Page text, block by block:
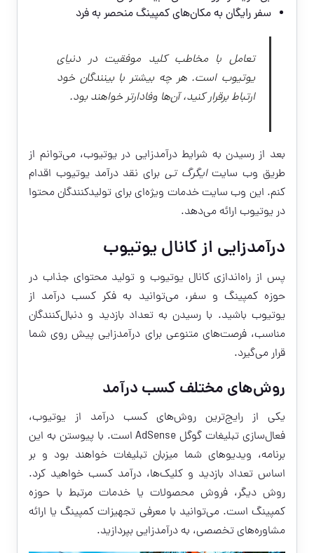
سفر رایگان به مکان‌های کمپینگ منحصر به فرد
تعامل با مخاطب کلید موفقیت در دنیای
یوتیوب است. هر چه بیشتر با بینندگان خود
ارتباط برقرار کنید، آن‌ها وفادارتر خواهند بود.
بعد از رسیدن به شرایط درآمدزایی در یوتیوب، می‌توانم از
طریق وب سایتایگرگ تی برای نقد درآمد یوتیوب اقدام
کنم. این وب سایت خدمات ویژه‌ای برای تولیدکنندگان محتوا
در یوتیوب ارائه می‌دهد.
درآمدزایی از کانال یوتیوب
پس از راه‌اندازی کانال یوتیوب و تولید محتوای جذاب در
حوزه کمپینگ و سفر، می‌توانید به فکر کسب درآمد از
یوتیوب باشید. با رسیدن به تعداد بازدید و دنبال‌کنندگان
مناسب، فرصت‌های متنوعی برای درآمدزایی پیش روی شما
قرار می‌گیرد.
روش‌های مختلف کسب درآمد
یکی از رایج‌ترین روش‌های کسب درآمد از یوتیوب،
فعال‌سازی تبلیغات گوگل AdSense است. با پیوستن به این
برنامه، ویدیوهای شما میزبان تبلیغات خواهند بود و بر
اساس تعداد بازدید و کلیک‌ها، درآمد کسب خواهید کرد.
روش دیگر، فروش محصولات یا خدمات مرتبط با حوزه
کمپینگ است. می‌توانید با معرفی تجهیزات کمپینگ یا ارائه
مشاوره‌های تخصصی، به درآمدزایی بپردازید.